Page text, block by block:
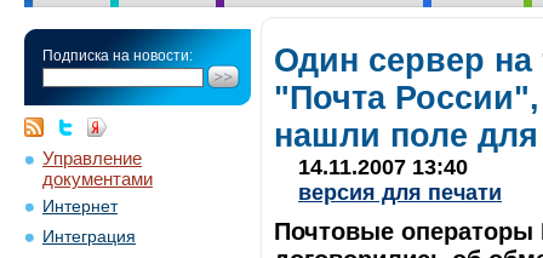
Подписка на новости:
Управление
документами
Интернет
Интеграция
Один сервер на
"Почта
нашли поле для
14.11.2007 13:40
версия для печати
Почтовые операторы